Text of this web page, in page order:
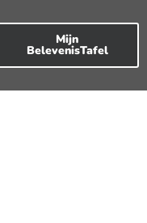
Mijn
BelevenisTafel